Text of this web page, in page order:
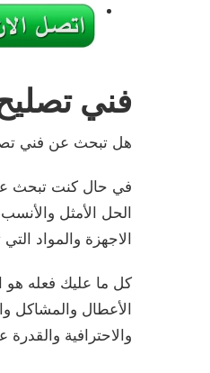
فني
هل تبحث عن فني
في حال كنت تبحث عن
الحل الأمثل
الاجهزة والمواد
كل ما عليك فعله هو
الأعطال والمشاكل
والاحترافية